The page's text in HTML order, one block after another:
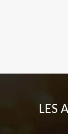
LES